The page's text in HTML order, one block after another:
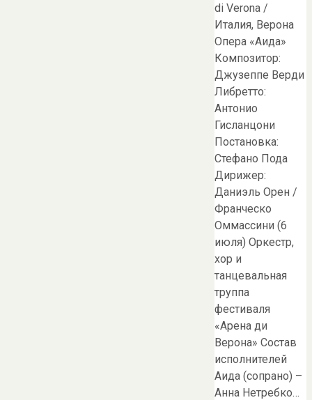
di Verona /
Италия, Верона
Опера «Аида»
Композитор:
Джузеппе Верди
Либретто:
Антонио
Гисланцони
Постановка:
Стефано Пода
Дирижер:
Даниэль Орен /
Франческо
Оммассини (6
июля) Оркестр,
хор и
танцевальная
труппа
фестиваля
«Арена ди
Верона» Состав
исполнителей
Аида (сопрано) –
Анна Нетребко…